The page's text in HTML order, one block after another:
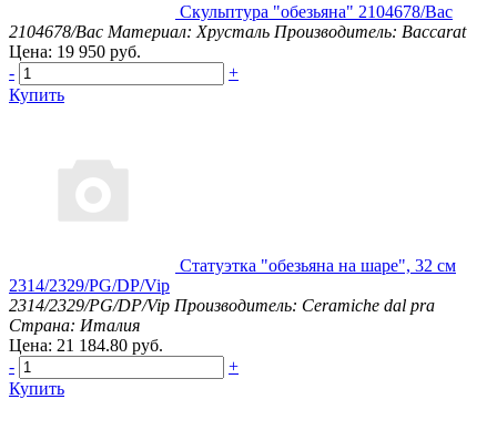
Скульптура "обезьяна" 2104678/Bac
2104678/Bac Материал: Хрусталь Производитель: Baccarat
Цена: 19 950 руб.
-
+
Купить
Статуэтка "обезьяна на шаре", 32 см
2314/2329/PG/DP/Vip
2314/2329/PG/DP/Vip Производитель: Ceramiche dal pra
Страна: Италия
Цена: 21 184.80 руб.
-
+
Купить